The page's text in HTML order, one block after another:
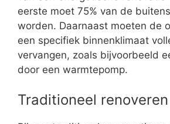
eerste moet 75% van de
worden. Daarnaast moeten de
een specifiek binnenklimaat
vervangen, zoals bijvoorbeeld
door een warmtepomp.
Traditioneel renoveren